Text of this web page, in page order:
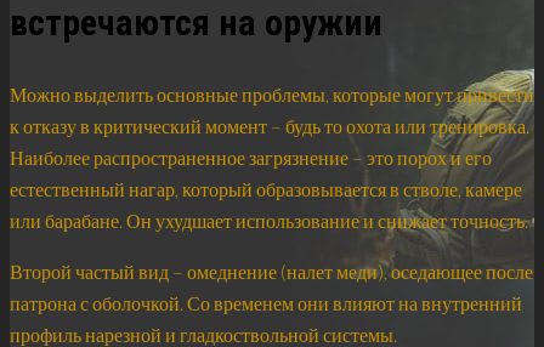
встречаются на оружии
Можно выделить основные проблемы, которые могут привести
к отказу в критический момент – будь то охота или тренировка.
Наиболее распространенное загрязнение – это порох и его
естественный нагар, который образовывается в стволе, камере
или барабане. Он ухудшает использование и снижает точность.
Второй частый вид – омеднение (налет меди), оседающее после
патрона с оболочкой. Со временем они влияют на внутренний
профиль нарезной и гладкоствольной системы.